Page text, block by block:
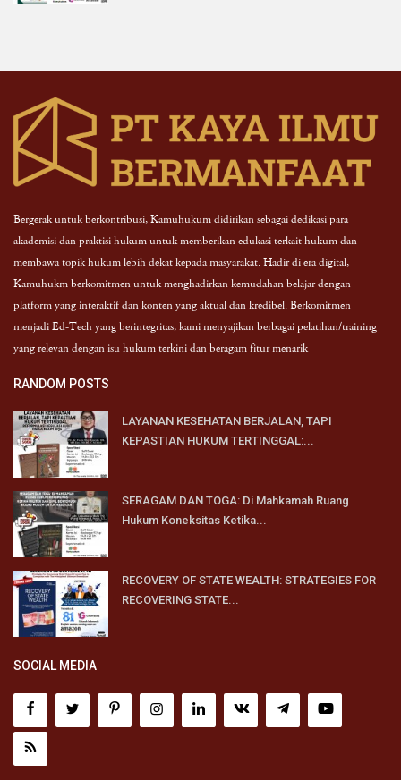
Bergerak untuk berkontribusi, Kamuhukum didirikan sebagai dedikasi para
akademisi dan praktisi hukum untuk memberikan edukasi terkait hukum dan
membawa topik hukum lebih dekat kepada masyarakat. Hadir di era digital,
Kamuhukm berkomitmen untuk menghadirkan kemudahan belajar dengan
platform yang interaktif dan konten yang aktual dan kredibel. Berkomitmen
menjadi Ed-Tech yang berintegritas, kami menyajikan berbagai pelatihan/training
yang relevan dengan isu hukum terkini dan beragam fitur menarik
RANDOM POSTS
LAYANAN KESEHATAN BERJALAN, TAPI
KEPASTIAN HUKUM TERTINGGAL:...
SERAGAM DAN TOGA: Di Mahkamah Ruang
Hukum Koneksitas Ketika...
RECOVERY OF STATE WEALTH: STRATEGIES FOR
RECOVERING STATE...
SOCIAL MEDIA